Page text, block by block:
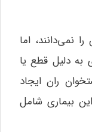
نمی‌دانند، اما
به دلیل قطع یا
ران ایجاد
بیماری شامل